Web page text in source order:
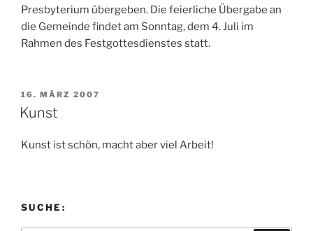
Presbyterium übergeben. Die feierliche Übergabe an
die Gemeinde findet am Sonntag, dem 4. Juli im
Rahmen des Festgottesdienstes statt.
VERÖFFENTLICHT
AM
16. MÄRZ 2007
Kunst
Kunst ist schön, macht aber viel Arbeit!
SUCHE: